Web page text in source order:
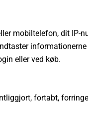
mobiltelefon, dit IP-
eller ved køb.
fortabt,